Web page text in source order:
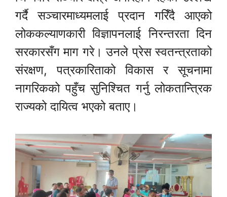
गर्दै सञ्चारमाध्यमलाई प्रदान गरिँदै आएको
लोककल्याणकारी विज्ञापनलाई निरन्तरता दिन
सरकारसँग माग गरे। उनले प्रेस स्वतन्त्रताको
संरक्षण, पत्रकारिताको विकास र सूचनामा
नागरिकको पहुँच सुनिश्चित गर्नु लोकतान्त्रिक
राज्यको दायित्व भएको बताए।